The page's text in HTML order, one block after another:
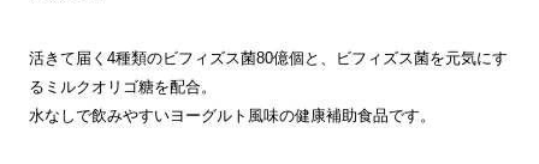
活きて届く4種類のビフィズス菌80億個と、ビフィズス菌を元気にす
るミルクオリゴ糖を配合。
水なしで飲みやすいヨーグルト風味の健康補助食品です。